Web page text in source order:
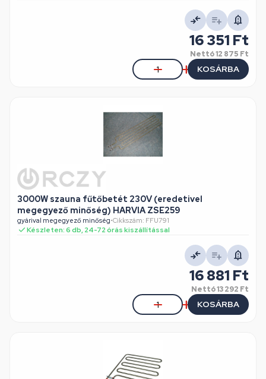
16 351 Ft
Nettó12 875 Ft
KOSÁRBA
3000W szauna fűtőbetét 230V (eredetivel
megegyező minőség) HARVIA ZSE259
gyárival megegyező minőség•Cikkszám: FFU791
Készleten: 6 db, 24-72 órás kiszállítással
16 881 Ft
Nettó13 292 Ft
KOSÁRBA